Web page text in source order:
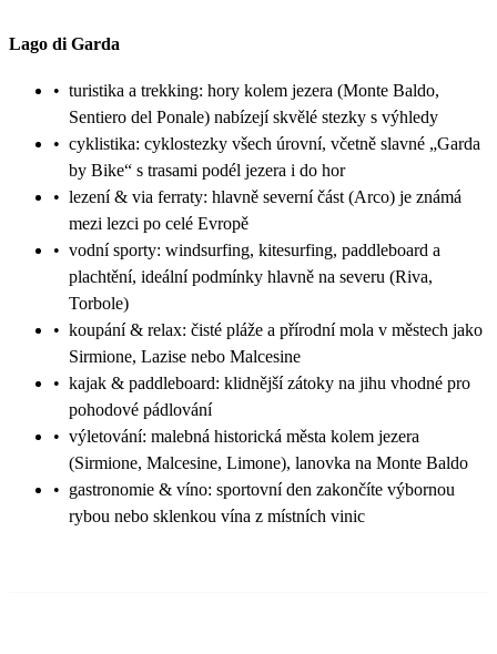
Lago di Garda
• turistika a trekking: hory kolem jezera (Monte Baldo,
Sentiero del Ponale) nabízejí skvělé stezky s výhledy
• cyklistika: cyklostezky všech úrovní, včetně slavné „Garda
by Bike“ s trasami podél jezera i do hor
• lezení & via ferraty: hlavně severní část (Arco) je známá
mezi lezci po celé Evropě
• vodní sporty: windsurfing, kitesurfing, paddleboard a
plachtění, ideální podmínky hlavně na severu (Riva,
Torbole)
• koupání & relax: čisté pláže a přírodní mola v městech jako
Sirmione, Lazise nebo Malcesine
• kajak & paddleboard: klidnější zátoky na jihu vhodné pro
pohodové pádlování
• výletování: malebná historická města kolem jezera
(Sirmione, Malcesine, Limone), lanovka na Monte Baldo
• gastronomie & víno: sportovní den zakončíte výbornou
rybou nebo sklenkou vína z místních vinic